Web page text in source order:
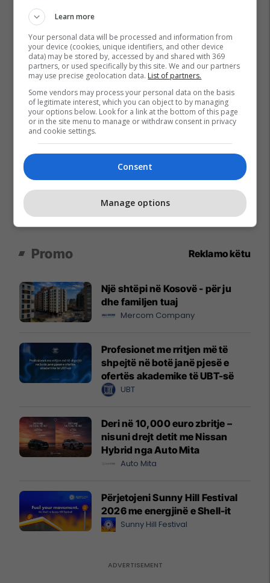
Promo Reklamo këtu
Një shtëpi në Kosovë - për ju
dhe familjen tuaj
Mercom Company
Profesionet me rritjen më të
shpejtë në botë janë pjesë e
ofertës akademike të UBT-së
UBT
Deri në 10,000 euro zbritje –
nisuni drejt detit me Nissan
Hybrid nga Auto Mita
Auto Mita
Përjetojeni Sunny Hill Festival
2026 me energjinë e Shell-it
Sunny Hill Festival
Learn more
Your personal data will be processed and information from
your device (cookies, unique identifiers, and other device
data) may be stored by, accessed by and shared with 369
partners, or used specifically by this site. We and our partners
may use precise geolocation data. List of partners.
Some vendors may process your personal data on the basis
of legitimate interest, which you can object to by managing
your options below. Look for a link at the bottom of this page
or in the site menu to manage or withdraw consent in privacy
and cookie settings.
Consent
Manage options